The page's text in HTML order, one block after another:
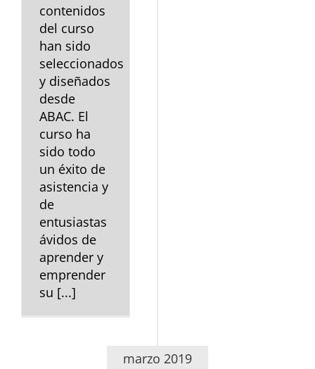
contenidos
del curso
han sido
seleccionados
y diseñados
desde
ABAC. El
curso ha
sido todo
un éxito de
asistencia y
de
entusiastas
ávidos de
aprender y
emprender
su [...]
marzo 2019
Opciones